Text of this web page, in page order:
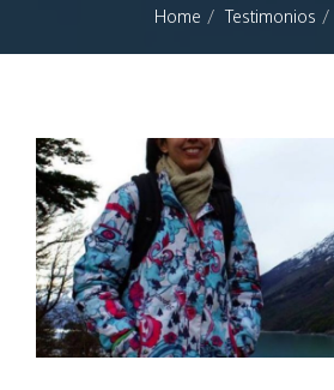
Home Testimonios